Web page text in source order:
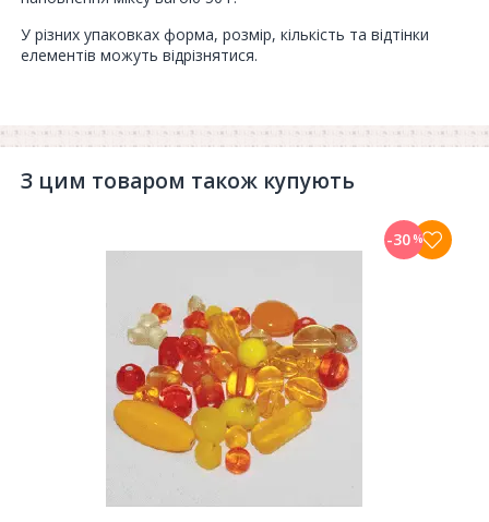
У різних упаковках форма, розмір, кількість та відтінки
елементів можуть відрізнятися.
З цим товаром також купують
-30%